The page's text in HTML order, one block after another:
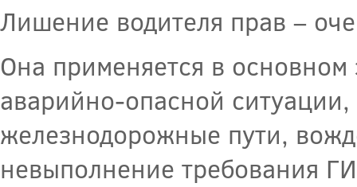
Лишение водителя прав –
Она применяется в
аварийно-опасной
железнодорожные пути,
невыполнение требования